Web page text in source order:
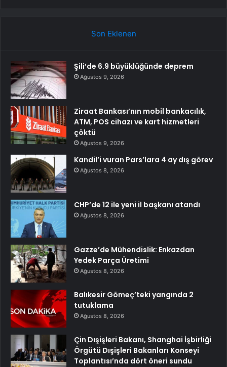
Son Eklenen
Şili’de 6.9 büyüklüğünde deprem
Ağustos 9, 2026
Ziraat Bankası’nın mobil bankacılık,
ATM, POS cihazı ve kart hizmetleri
çöktü
Ağustos 9, 2026
Kandil’i vuran Pars’lara 4 ay dış görev
Ağustos 8, 2026
CHP’de 12 ile yeni il başkanı atandı
Ağustos 8, 2026
Gazze’de Mühendislik: Enkazdan
Yedek Parça Üretimi
Ağustos 8, 2026
Balıkesir Gömeç’teki yangında 2
tutuklama
Ağustos 8, 2026
Çin Dışişleri Bakanı, Shanghai İşbirliği
Örgütü Dışişleri Bakanları Konseyi
Toplantısı’nda dört öneri sundu